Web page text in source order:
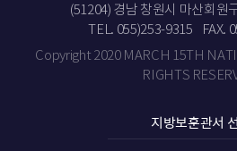
(51204) 경남 창원시 마산회원
TEL. 055)253-9315
FAX.
Copyright 2020 MARCH 15TH
RIGHTS
지방보훈관서